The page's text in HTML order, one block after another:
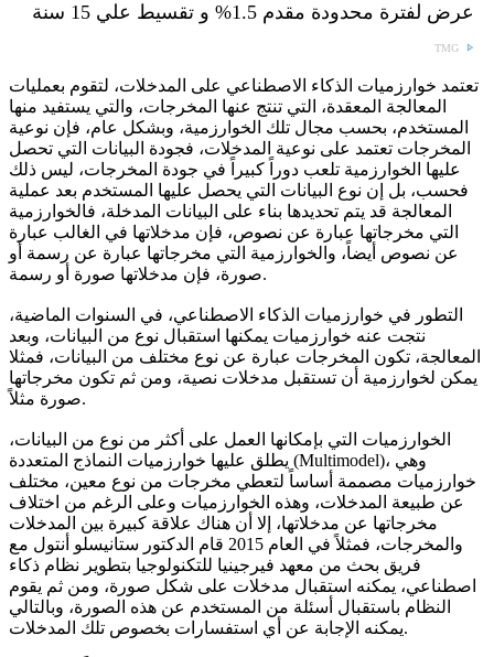
عرض لفترة محدودة مقدم 1.5% و تقسيط علي 15 سنة
TMG
تعتمد خوارزميات الذكاء الاصطناعي على المدخلات، لتقوم بعمليات
المعالجة المعقدة، التي تنتج عنها المخرجات، والتي يستفيد منها
المستخدم، بحسب مجال تلك الخوارزمية، وبشكل عام، فإن نوعية
المخرجات تعتمد على نوعية المدخلات، فجودة البيانات التي تحصل
عليها الخوارزمية تلعب دوراً كبيراً في جودة المخرجات، ليس ذلك
فحسب، بل إن نوع البيانات التي يحصل عليها المستخدم بعد عملية
المعالجة قد يتم تحديدها بناء على البيانات المدخلة، فالخوارزمية
التي مخرجاتها عبارة عن نصوص، فإن مدخلاتها في الغالب عبارة
عن نصوص أيضاً، والخوارزمية التي مخرجاتها عبارة عن رسمة أو
صورة، فإن مدخلاتها صورة أو رسمة.
التطور في خوارزميات الذكاء الاصطناعي، في السنوات الماضية،
نتجت عنه خوارزميات يمكنها استقبال نوع من البيانات، وبعد
المعالجة، تكون المخرجات عبارة عن نوع مختلف من البيانات، فمثلا
يمكن لخوارزمية أن تستقبل مدخلات نصية، ومن ثم تكون مخرجاتها
صورة مثلاً.
الخوارزميات التي بإمكانها العمل على أكثر من نوع من البيانات،
يطلق عليها خوارزميات النماذج المتعددة (Multimodel)، وهي
خوارزميات مصممة أساساً لتعطي مخرجات من نوع معين، مختلف
عن طبيعة المدخلات، وهذه الخوارزميات وعلى الرغم من اختلاف
مخرجاتها عن مدخلاتها، إلا أن هناك علاقة كبيرة بين المدخلات
والمخرجات، فمثلاً في العام 2015 قام الدكتور ستانيسلو أنتول مع
فريق بحث من معهد فيرجينيا للتكنولوجيا بتطوير نظام ذكاء
اصطناعي، يمكنه استقبال مدخلات على شكل صورة، ومن ثم يقوم
النظام باستقبال أسئلة من المستخدم عن هذه الصورة، وبالتالي
يمكنه الإجابة عن أي استفسارات بخصوص تلك المدخلات.